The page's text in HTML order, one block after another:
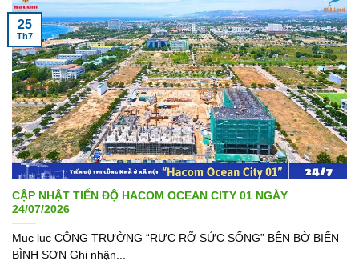
CẬP NHẬT TIẾN ĐỘ HACOM OCEAN CITY 01 NGÀY
24/07/2026
Mục lục CÔNG TRƯỜNG “RỰC RỠ SỨC SỐNG” BÊN BỜ BIỂN
BÌNH SƠN Ghi nhận...
25
Th7